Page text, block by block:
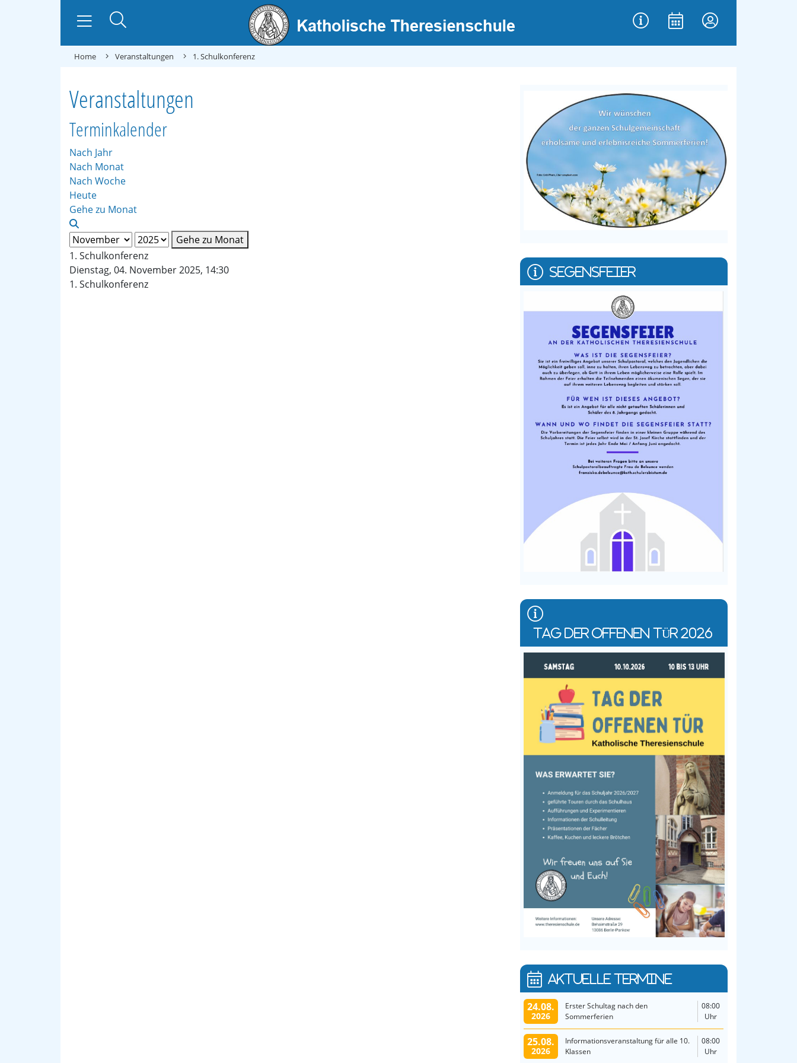
Home Veranstaltungen 1. Schulkonferenz
Veranstaltungen
Terminkalender
Nach Jahr
Nach Monat
Nach Woche
Heute
Gehe zu Monat
Gehe zu Monat
1. Schulkonferenz
Dienstag, 04. November 2025, 14:30
1. Schulkonferenz
SEGENSFEIER
TAG DER OFFENEN TÜR 2026
AKTUELLE TERMINE
24.08.
2026
Erster Schultag nach den
Sommerferien
08:00
Uhr
25.08.
2026
Informationsveranstaltung für alle 10.
Klassen
08:00
Uhr